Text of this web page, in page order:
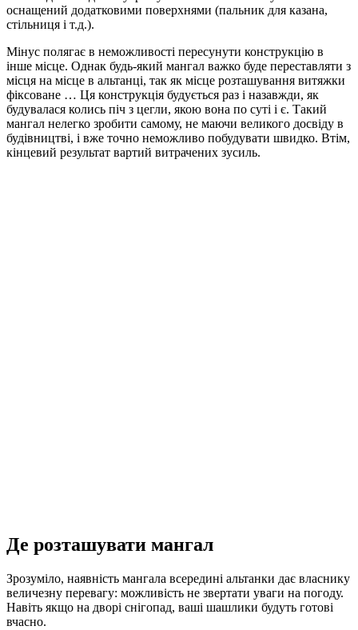
оснащений додатковими поверхнями (пальник для казана,
стільниця і т.д.).
Мінус полягає в неможливості пересунути конструкцію в
інше місце. Однак будь-який мангал важко буде переставляти з
місця на місце в альтанці, так як місце розташування витяжки
фіксоване … Ця конструкція будується раз і назавжди, як
будувалася колись піч з цегли, якою вона по суті і є. Такий
мангал нелегко зробити самому, не маючи великого досвіду в
будівництві, і вже точно неможливо побудувати швидко. Втім,
кінцевий результат вартий витрачених зусиль.
Де розташувати мангал
Зрозуміло, наявність мангала всередині альтанки дає власнику
величезну перевагу: можливість не звертати уваги на погоду.
Навіть якщо на дворі снігопад, ваші шашлики будуть готові
вчасно.